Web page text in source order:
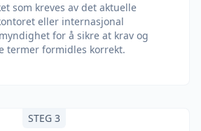
som kreves av det aktuelle
eller internasjonal
for å sikre at krav og
termer formidles korrekt.
STEG 3